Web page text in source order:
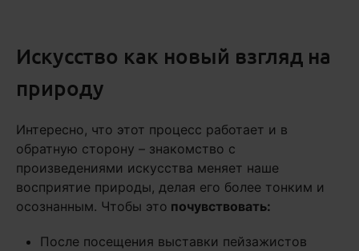
Искусство как новый взгляд на
природу
Интересно, что этот процесс работает и в
обратную сторону – знакомство с
произведениями искусства меняет наше
восприятие природы, делая его более тонким и
осознанным. Чтобы это почувствовать:
После посещения выставки пейзажистов